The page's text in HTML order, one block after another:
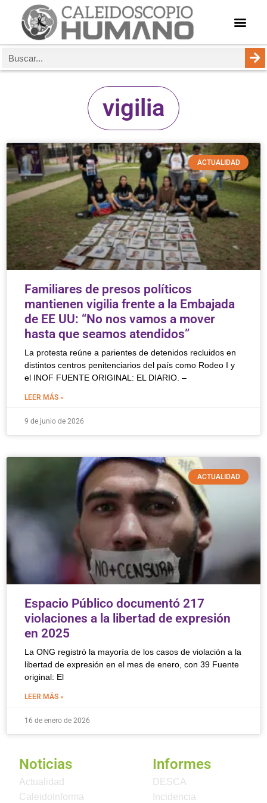
vigilia
ACTUALIDAD
Familiares de presos políticos
mantienen vigilia frente a la Embajada
de EE UU: “No nos vamos a mover
hasta que seamos atendidos”
La protesta reúne a parientes de detenidos recluidos en
distintos centros penitenciarios del país como Rodeo I y
el INOF FUENTE ORIGINAL: EL DIARIO. –
LEER MÁS »
9 de junio de 2026
ACTUALIDAD
Espacio Público documentó 217
violaciones a la libertad de expresión
en 2025
La ONG registró la mayoría de los casos de violación a la
libertad de expresión en el mes de enero, con 39 Fuente
original: El
LEER MÁS »
16 de enero de 2026
Noticias
Actualidad
CaleidoInforma
Informes
DESCA
Incidencia